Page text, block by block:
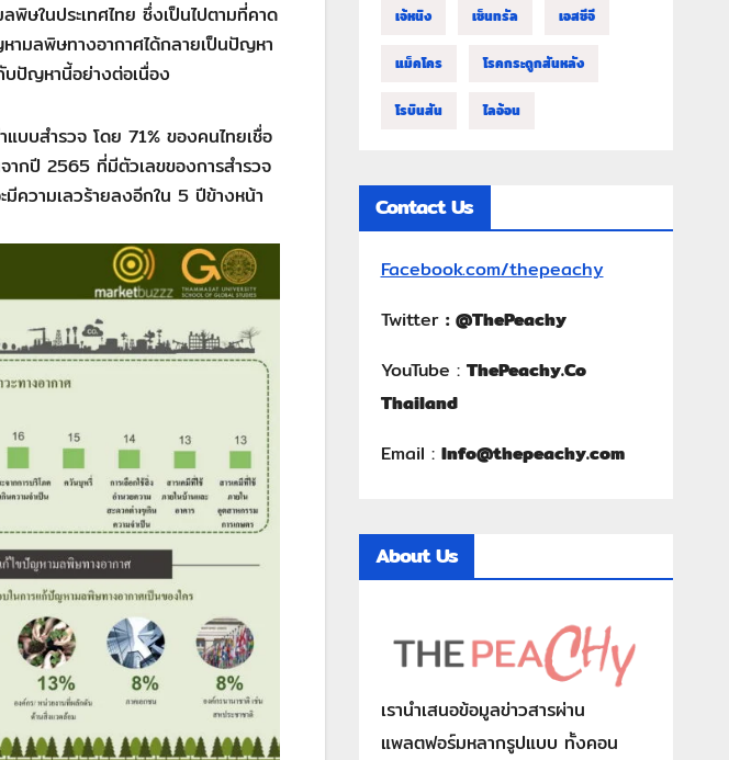
ษในประเทศไทย ซึ่งเป็นไปตามที่คาด
มลพิษทางอากาศได้กลายเป็นปัญหา
บปัญหานี้อย่างต่อเนื่อง
บบสำรวจ โดย 71% ของคนไทยเชื่อ
กปี 2565 ที่มีตัวเลขของการสำรวจ
ความเลวร้ายลงอีกใน 5 ปีข้างหน้า
เจ้หนิง เซ็นทรัล เอสซีจี
แม็คโคร โรคกระดูกสันหลัง
โรบินสัน ไลอ้อน
Contact Us
Facebook.com/thepeachy
Twitter : @ThePeachy
YouTube : ThePeachy.Co
Thailand
Email : Info@thepeachy.com
About Us
เรานำเสนอข้อมูลข่าวสารผ่าน
แพลตฟอร์มหลากรูปแบบ ทั้งคอน